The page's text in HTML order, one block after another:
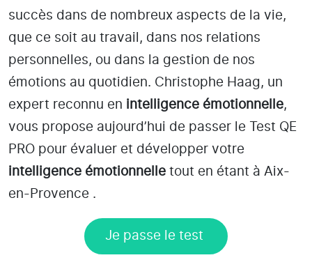
succès dans de nombreux aspects de la vie,
que ce soit au travail, dans nos relations
personnelles, ou dans la gestion de nos
émotions au quotidien. Christophe Haag, un
expert reconnu en intelligence émotionnelle,
vous propose aujourd’hui de passer le Test QE
PRO pour évaluer et développer votre
intelligence émotionnelle tout en étant à Aix-
en-Provence .
Je passe le test